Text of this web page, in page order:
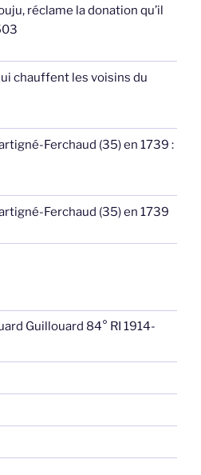
réclame la donation qu’il
chauffent les voisins du
Ferchaud (35) en 1739 :
Ferchaud (35) en 1739
Guillouard 84° RI 1914-